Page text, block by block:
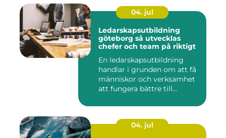
04. jul
Ledarskapsutbildning
göteborg så utvecklas
chefer och team på riktigt
En ledarskapsutbildning
handlar i grunden om att få
människor och verksamhet
att fungera bättre till...
04. jul